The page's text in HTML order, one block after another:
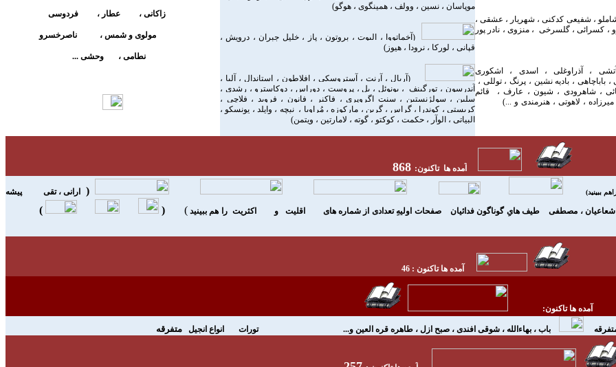
زاکانی ، عطار ، فردوسی
مولوی و شمس ، ناصرخسرو
نطامی ، وحشی ...
موپاسان ، نسين ، وولف ، همينگوی ، هوگو)
(آخماتووا ، اليوت ، بروتون ، پاز ، خليل جبران ، درويش ،
قپانی ، لورکا ، نرودا ، هيوز )
(آربال ، آرنت ، آستروسکی ، افلاطون ، استاندال ، آلبا ،
آندرسون ، تورگينف ، بونوئل ، بل ، پروست ، دوراس ، دوکاسترو ، رشدی ،
سلين ، سولژنستين ، سنت اگروپری ، فاکنر ، فانون ، فرويد ، فلاچی ،
کريستی ، کوندرا ، گراس ، گرين ، مارکوزه ، مُراويا ، نيچه ، وايلد ، يونسکو ،
البياتی ، الوآر ، حکمت ، کوکتو ، گوته ، لامارتين ، ويتمن)
، شفيعی کدکنی ، شهريار ، عشقی ،
، کسرائی ، گلسرخی ، منزوی ، نادر پور
آتشی ، آذراوغلی ، اسدی ، اشکوری
، باباچاهی ، باديه نشين ، پرنگ ، توللی ،
، شاهرودی ، شيون ، عارف ، قائم
، لاهوتی ، هنرمندی و ...)
آمده ها تاکنون: 868
ببينيد) ( ارانی ، تقی
پيشه
شعاعيان ، مصطفی طيف هایِ گوناگون فدائيان صفحات اوليهِ تعدادی از شماره های اقليت و اکثريت را هم ببينيد )
(
)
آمده ها تاکنون : 46
آمده ها تاکنون:
باب ، بهاءالله ، شوقی افندی ، صبح ازل ، طاهره قره العين و... تورات انواع انجيل متفرقه